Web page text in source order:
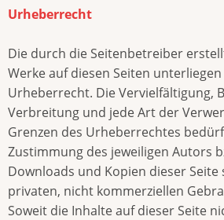
Urheberrecht
Die durch die Seitenbetreiber
Werke auf diesen Seiten
Urheberrecht. Die Vervielfältigung,
Verbreitung und jede Art der
Grenzen des Urheberrechtes
Zustimmung des jeweiligen Autors
Downloads und Kopien dieser
privaten, nicht kommerziellen
Soweit die Inhalte auf dieser Seite